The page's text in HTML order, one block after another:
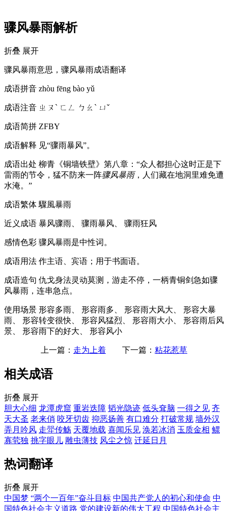
骤风暴雨解析
折叠 展开
骤风暴雨意思，骤风暴雨成语翻译
成语拼音 zhòu fēng bào yǔ
成语注音 ㄓㄡˋ ㄈㄥ ㄅㄠˋ ㄩˇ
成语简拼 ZFBY
成语解释 见“骤雨暴风”。
成语出处 柳青《铜墙铁壁》第八章：“众人都担心这时正是下
雷雨的节令，猛不防来一阵骤风暴雨，人们藏在地洞里难免遭
水淹。”
成语繁体 驟風暴雨
近义成语 暴风骤雨、 骤雨暴风、 骤雨狂风
感情色彩 骤风暴雨是中性词。
成语用法 作主语、宾语；用于书面语。
成语造句 仇戈身法灵动莫测，游走不停，一柄青铜剑急如骤
风暴雨，连串急点。
使用场景 形容多雨、 形容雨多、 形容雨大风大、 形容大暴
雨、 形容转变很快、 形容风猛烈、 形容雨大小、 形容雨后风
景、 形容雨下的好大、 形容风小
上一篇： 走为上着 下一篇： 粘花惹草
相关成语
折叠 展开
胆大心细 龙潭虎窟 重岩迭障 韬光隐迹 低头耷脑 一得之见 齐
天大圣 老来俏 咬牙切齿 抑恶扬善 有口难分 打破常规 墙外汉
弄月吟风 走斝传觞 天覆地载 喜闻乐见 涣若冰消 玉质金相 鳏
寡茕独 挑字眼儿 雕虫薄技 风尘之惊 迁延日月
热词翻译
折叠 展开
中国梦 “两个一百年”奋斗目标 中国共产党人的初心和使命 中
国特色社会主义道路 党的建设新的伟大工程 中国特色社会主